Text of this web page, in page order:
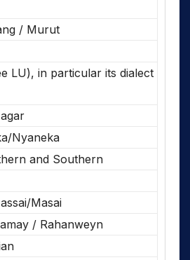
/ Murut
LU), in particular its dialect
Nyaneka
and Southern
Masai
/ Rahanweyn